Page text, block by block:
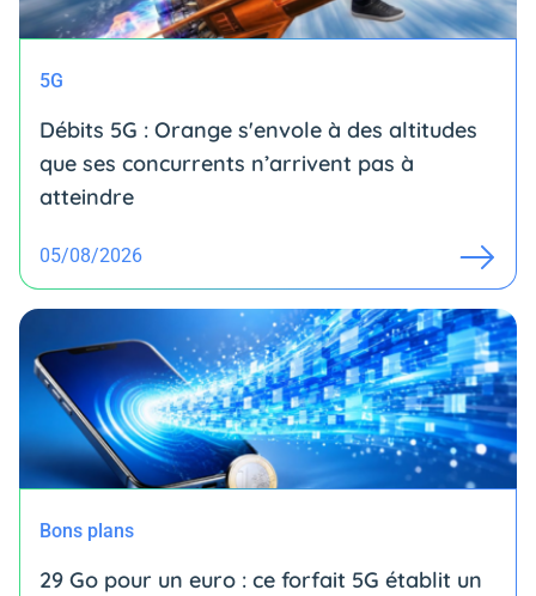
5G
Débits 5G : Orange s'envole à des altitudes
que ses concurrents n’arrivent pas à
atteindre
05/08/2026
Bons plans
29 Go pour un euro : ce forfait 5G établit un